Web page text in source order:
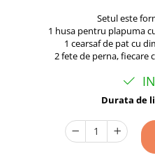
Setul este
1 husa pentru plapuma
1 cearsaf de pat cu
2 fete de perna, fiecare
Durata de